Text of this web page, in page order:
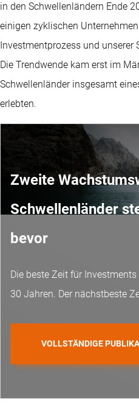
in den Schwellenländern Ende
einigen zyklischen
Investmentprozess und unserer
Die Trendwende kam erst im
Schwellenländer insgesamt
erlebten.
Zweite
Schwellenländer
bevor
Die beste Zeit für
30 Jahren. Der nächstbeste
VOLLSTÄNDIGE